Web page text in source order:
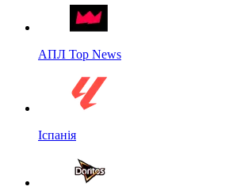
АПЛ Top News
Іспанія